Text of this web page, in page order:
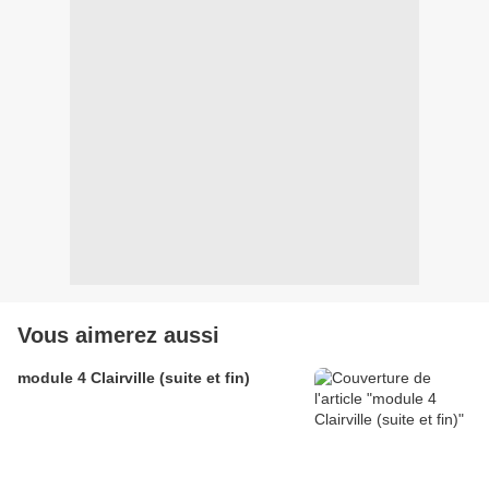
Vous aimerez aussi
module 4 Clairville (suite et fin)